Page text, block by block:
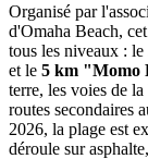
Organisé par
d'Omaha Beach,
tous les niveaux : le
et le 5 km "Momo
terre, les voies de
routes secondaires
2026, la plage est
déroule sur